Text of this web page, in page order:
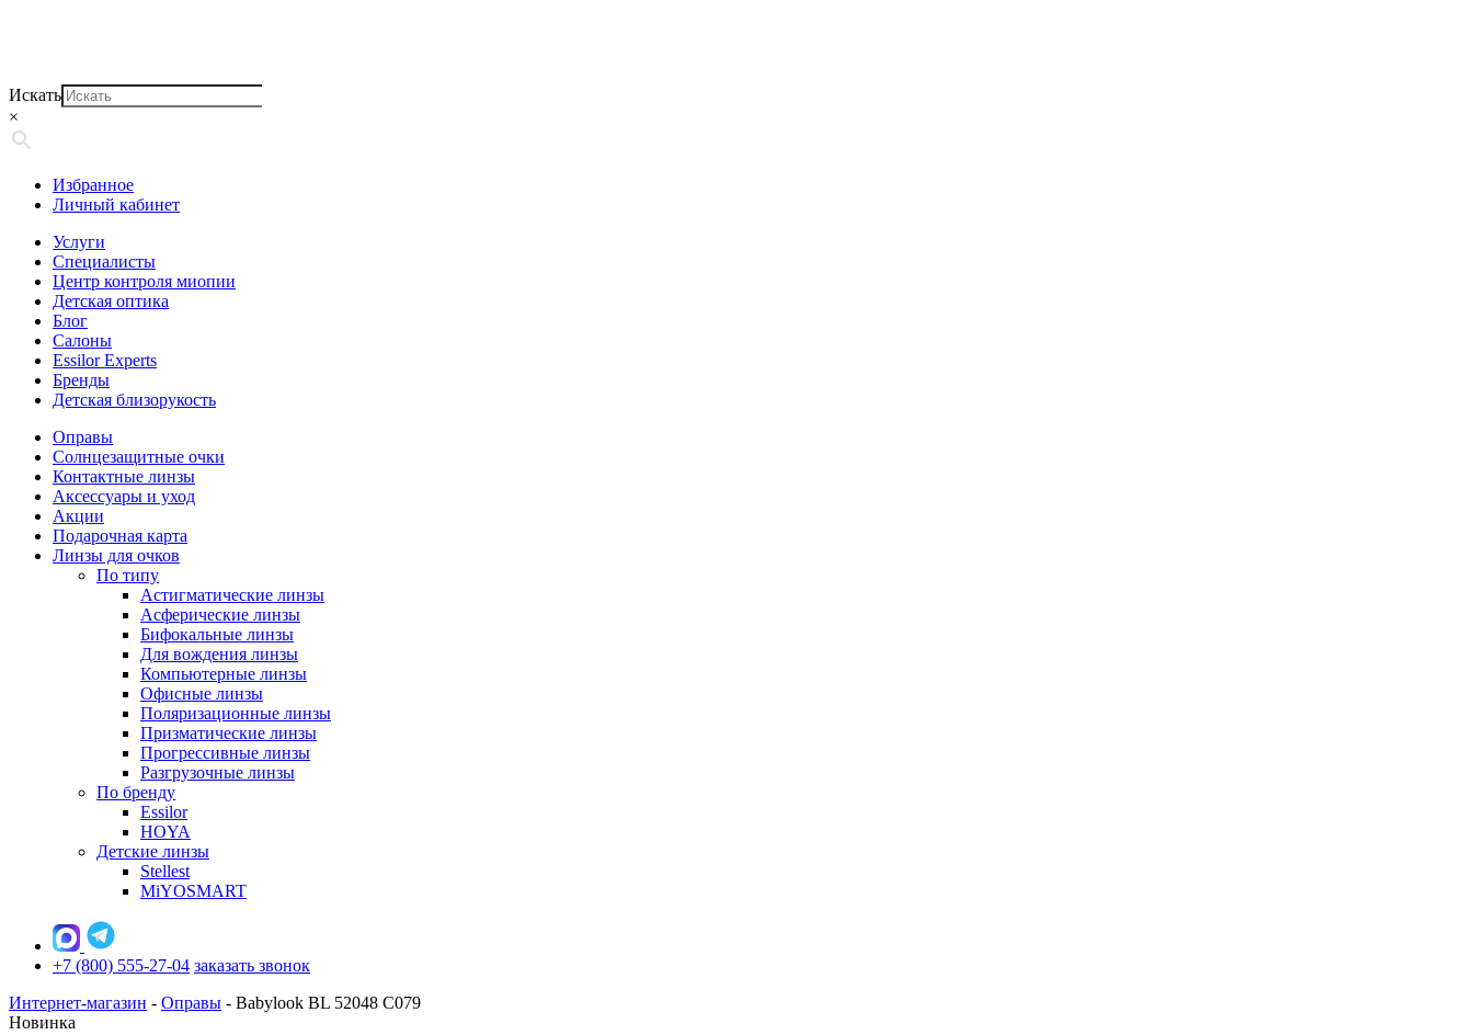
Искать
×
Избранное
Личный кабинет
Услуги
Специалисты
Центр контроля миопии
Детская оптика
Блог
Салоны
Essilor Experts
Бренды
Детская близорукость
Оправы
Солнцезащитные очки
Контактные линзы
Аксессуары и уход
Акции
Подарочная карта
Линзы для очков
По типу
Астигматические линзы
Асферические линзы
Бифокальные линзы
Для вождения линзы
Компьютерные линзы
Офисные линзы
Поляризационные линзы
Призматические линзы
Прогрессивные линзы
Разгрузочные линзы
По бренду
Essilor
HOYA
Детские линзы
Stellest
MiYOSMART
+7 (800) 555-27-04 заказать звонок
Интернет-магазин - Оправы - Babylook BL 52048 C079
Новинка